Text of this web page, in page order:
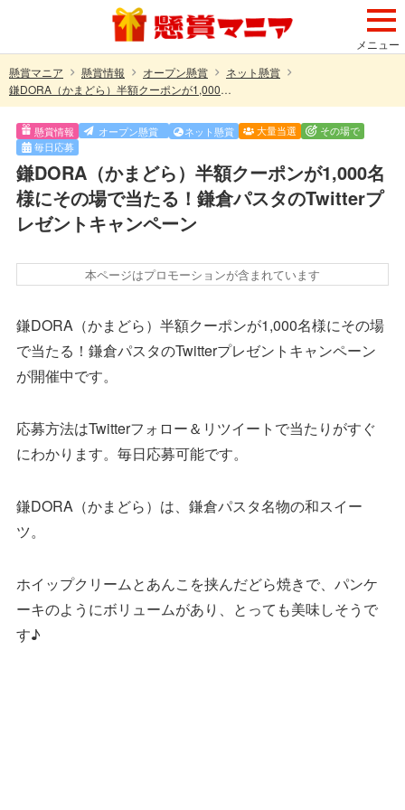
メニュー
懸賞マニア
懸賞情報 オープン懸賞
ネット懸賞
鎌DORA（かまどら）半額クーポンが1,000名様にその場で当たる！鎌倉パスタのTwitterプレゼントキャンペーン
懸賞情報 オープン懸賞 ネット懸賞 大量当選
その場で
毎日応募
鎌DORA（かまどら）半額クーポンが1,000名
様にその場で当たる！鎌倉パスタのTwitterプ
レゼントキャンペーン
本ページはプロモーションが含まれています
鎌DORA（かまどら）半額クーポンが1,000名様にその場
で当たる！鎌倉パスタのTwitterプレゼントキャンペーン
が開催中です。
応募方法はTwitterフォロー＆リツイートで当たりがすぐ
にわかります。毎日応募可能です。
鎌DORA（かまどら）は、鎌倉パスタ名物の和スイー
ツ。
ホイップクリームとあんこを挟んだどら焼きで、パンケ
ーキのようにボリュームがあり、とっても美味しそうで
す♪